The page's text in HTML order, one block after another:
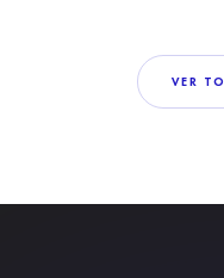
VER